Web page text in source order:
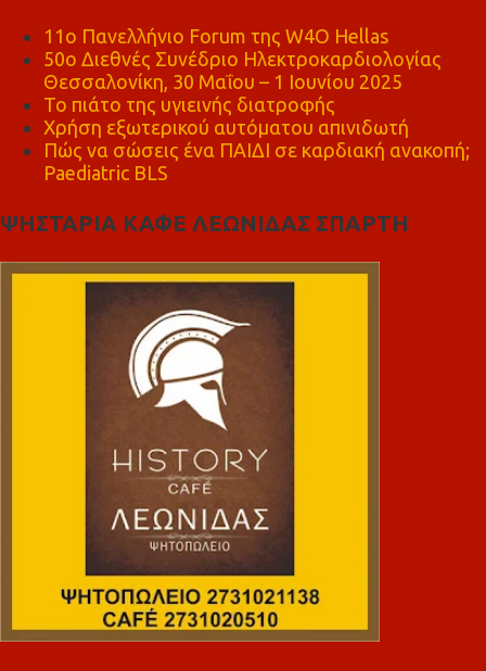
11ο Πανελλήνιο Forum της W4O Hellas
50ο Διεθνές Συνέδριο Ηλεκτροκαρδιολογίας
Θεσσαλονίκη, 30 Μαΐου – 1 Ιουνίου 2025
Το πιάτο της υγιεινής διατροφής
Χρήση εξωτερικού αυτόματου απινιδωτή
Πώς να σώσεις ένα ΠΑΙΔΙ σε καρδιακή ανακοπή;
Paediatric BLS
ΨΗΣΤΑΡΙΑ ΚΑΦΕ ΛΕΩΝΙΔΑΣ ΣΠΑΡΤΗ